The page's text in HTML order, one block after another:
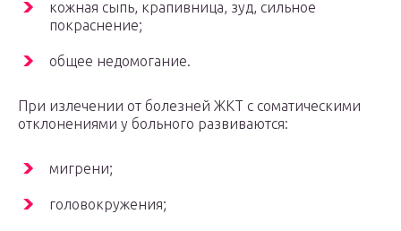
кожная сыпь, крапивница, зуд, сильное
покраснение;
общее недомогание.
При излечении от болезней ЖКТ с соматическими
отклонениями у больного развиваются:
мигрени;
головокружения;